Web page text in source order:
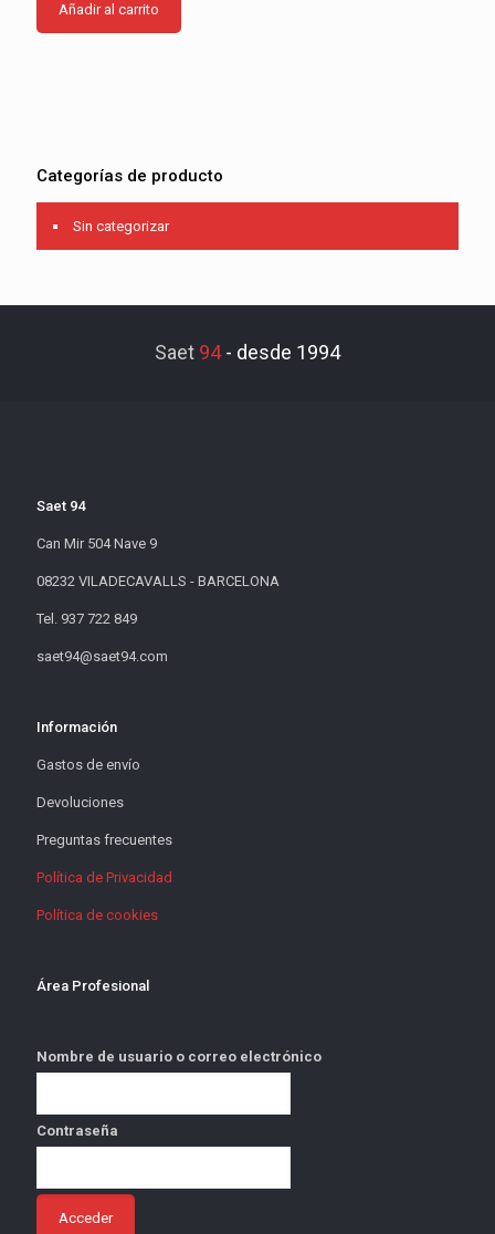
Añadir al carrito
Categorías de producto
Sin categorizar
Saet 94- desde 1994
Saet 94
Can Mir 504 Nave 9
08232 VILADECAVALLS - BARCELONA
Tel. 937 722 849
saet94@saet94.com
Información
Gastos de envío
Devoluciones
Preguntas frecuentes
Política de Privacidad
Política de cookies
Área Profesional
Nombre de usuario o correo electrónico
Contraseña